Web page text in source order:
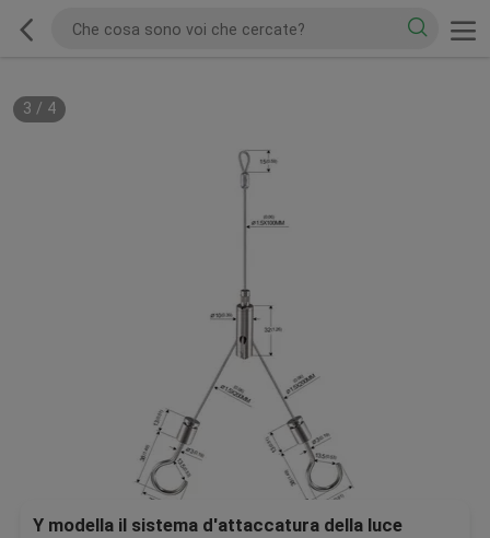
3 / 4
Y modella il sistema d'attaccatura della luce